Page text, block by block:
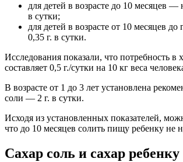
для детей в возрасте до 10 месяцев —
в сутки;
для детей в возрасте от 10 месяцев
0,35 г. в сутки.
Исследования показали, что потребность в
составляет 0,5 г./сутки на 10 кг веса
В возрасте от 1 до 3 лет установлена
соли — 2 г. в сутки.
Исходя из установленных показателей,
что до 10 месяцев солить пищу ребенку не
Сахар соль и сахар ребенку